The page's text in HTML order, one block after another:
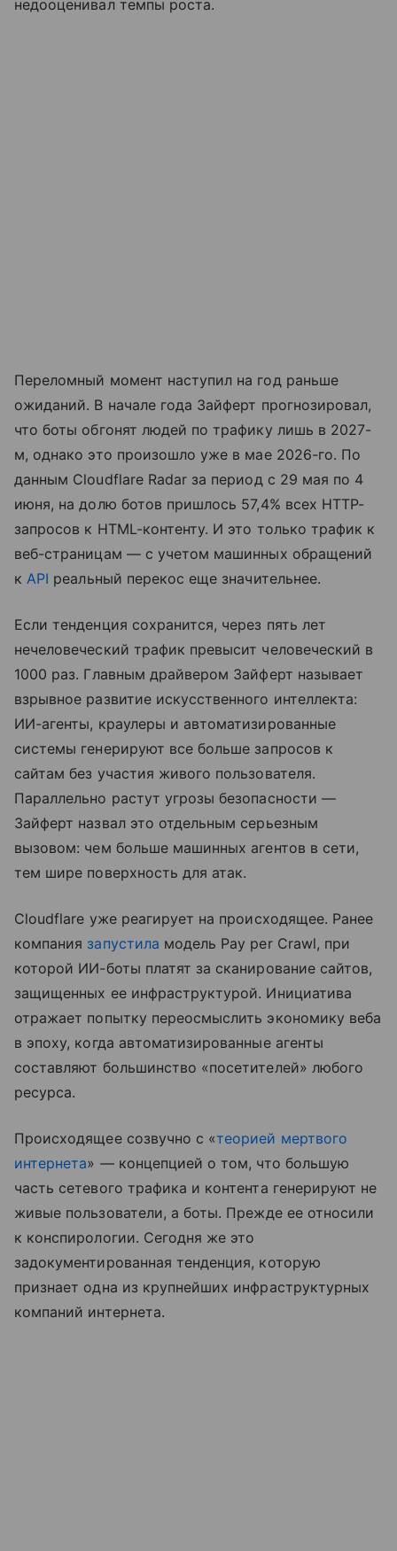
недооценивал темпы роста.
Переломный момент наступил на год раньше
ожиданий. В начале года Зайферт прогнозировал,
что боты обгонят людей по трафику лишь в 2027-
м, однако это произошло уже в мае 2026-го. По
данным Cloudflare Radar за период с 29 мая по 4
июня, на долю ботов пришлось 57,4% всех HTTP-
запросов к HTML-контенту. И это только трафик к
веб-страницам — с учетом машинных обращений
к API реальный перекос еще значительнее.
Если тенденция сохранится, через пять лет
нечеловеческий трафик превысит человеческий в
1000 раз. Главным драйвером Зайферт называет
взрывное развитие искусственного интеллекта:
ИИ-агенты, краулеры и автоматизированные
системы генерируют все больше запросов к
сайтам без участия живого пользователя.
Параллельно растут угрозы безопасности —
Зайферт назвал это отдельным серьезным
вызовом: чем больше машинных агентов в сети,
тем шире поверхность для атак.
Cloudflare уже реагирует на происходящее. Ранее
компания запустила модель Pay per Crawl, при
которой ИИ-боты платят за сканирование сайтов,
защищенных ее инфраструктурой. Инициатива
отражает попытку переосмыслить экономику веба
в эпоху, когда автоматизированные агенты
составляют большинство «посетителей» любого
ресурса.
Происходящее созвучно с «теорией мертвого
интернета» — концепцией о том, что большую
часть сетевого трафика и контента генерируют не
живые пользователи, а боты. Прежде ее относили
к конспирологии. Сегодня же это
задокументированная тенденция, которую
признает одна из крупнейших инфраструктурных
компаний интернета.